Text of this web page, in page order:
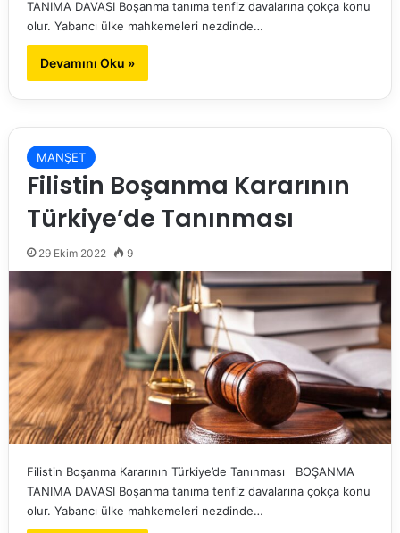
TANIMA DAVASI Boşanma tanıma tenfiz davalarına çokça konu
olur. Yabancı ülke mahkemeleri nezdinde…
Devamını Oku »
MANŞET
Filistin Boşanma Kararının
Türkiye’de Tanınması
29 Ekim 2022 9
Filistin Boşanma Kararının Türkiye’de Tanınması BOŞANMA
TANIMA DAVASI Boşanma tanıma tenfiz davalarına çokça konu
olur. Yabancı ülke mahkemeleri nezdinde…